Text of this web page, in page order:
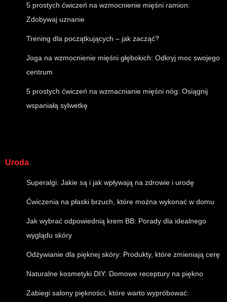
5 prostych ćwiczeń na wzmocnienie mięśni ramion:
Zdobywaj uznanie
Trening dla początkujących – jak zacząć?
Joga na wzmocnienie mięśni głębokich: Odkryj moc swojego
centrum
5 prostych ćwiczeń na wzmacnianie mięśni nóg: Osiągnij
wspaniałą sylwetkę
Uroda
Superalgi: Jakie są i jak wpływają na zdrowie i urodę
Ćwiczenia na płaski brzuch, które można wykonać w domu
Jak wybrać odpowiednią krem BB: Porady dla idealnego
wyglądu skóry
Odżywianie dla pięknej skóry: Produkty, które zmieniają cerę
Naturalne kosmetyki DIY: Domowe receptury na piękno
Zabiegi salony piękności, które warto wypróbować: